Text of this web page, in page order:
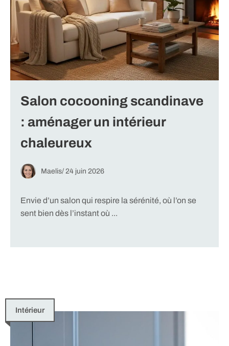
Salon cocooning scandinave
: aménager un intérieur
chaleureux
Maelis/ 24 juin 2026
Envie d’un salon qui respire la sérénité, où l’on se
sent bien dès l’instant où ...
Intérieur